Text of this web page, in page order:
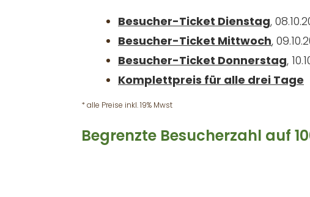
Besucher-Ticket Dienstag,
Besucher-Ticket Mittwoch,
Besucher-Ticket Donnerstag,
Komplettpreis für alle drei Tage
* alle Preise inkl. 19% Mwst
Begrenzte Besucherzahl auf